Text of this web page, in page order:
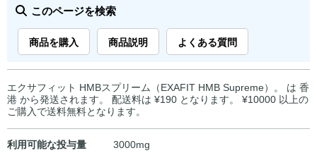
帯:
¥3,990
¥6,590
このページを検索
商品を購入 商品説明 よくある質問
エクサフィット HMBスプリーム（EXAFIT HMB Supreme）。 は 香
港 から発送されます。 配送料は ¥190 となります。 ¥10000 以上の
ご購入で送料無料となります。
利用可能な投与量 3000mg